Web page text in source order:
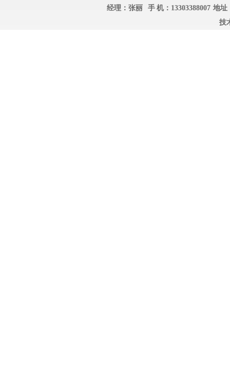
经理：张丽 手 机：13303388007 地
技